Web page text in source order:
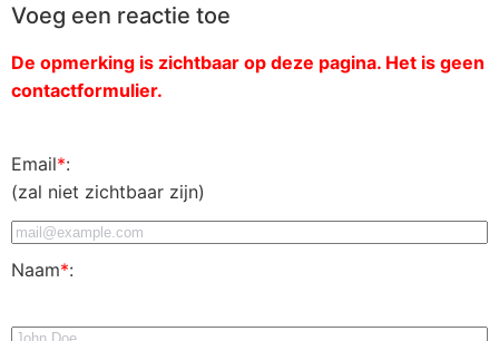
Voeg een reactie toe
De opmerking is zichtbaar op deze pagina. Het is geen
contactformulier.
Email*:
(zal niet zichtbaar zijn)
Naam*: